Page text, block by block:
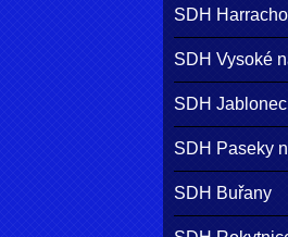
SDH
SDH Vysoké
SDH
SDH Paseky
SDH Buřany